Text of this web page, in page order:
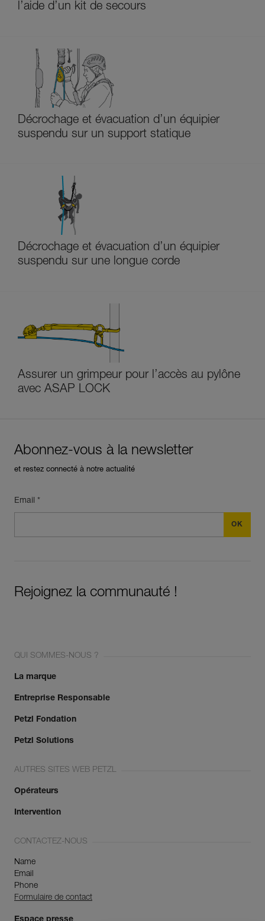
l’aide d’un kit de secours
Décrochage et évacuation d’un équipier
suspendu sur un support statique
Décrochage et évacuation d’un équipier
suspendu sur une longue corde
Assurer un grimpeur pour l’accès au pylône
avec ASAP LOCK
Abonnez-vous à la newsletter
et restez connecté à notre actualité
Email *
Rejoignez la communauté !
QUI SOMMES-NOUS ?
La marque
Entreprise Responsable
Petzl Fondation
Petzl Solutions
AUTRES SITES WEB PETZL
Opérateurs
Intervention
CONTACTEZ-NOUS
Name
Email
Phone
Formulaire de contact